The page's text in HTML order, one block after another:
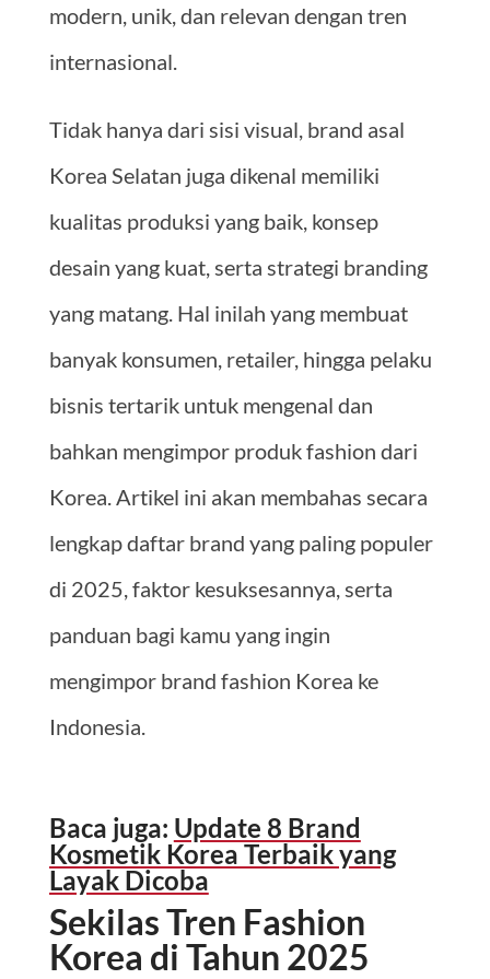
modern, unik, dan relevan dengan tren
internasional.
Tidak hanya dari sisi visual, brand asal
Korea Selatan juga dikenal memiliki
kualitas produksi yang baik, konsep
desain yang kuat, serta strategi branding
yang matang. Hal inilah yang membuat
banyak konsumen, retailer, hingga pelaku
bisnis tertarik untuk mengenal dan
bahkan mengimpor produk fashion dari
Korea. Artikel ini akan membahas secara
lengkap daftar brand yang paling populer
di 2025, faktor kesuksesannya, serta
panduan bagi kamu yang ingin
mengimpor brand fashion Korea ke
Indonesia.
Baca juga: Update 8 Brand
Kosmetik Korea Terbaik yang
Layak Dicoba
Sekilas Tren Fashion
Korea di Tahun 2025